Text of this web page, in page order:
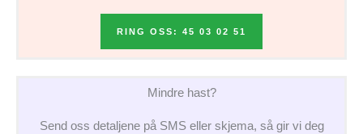
RING OSS: 45 03 02 51
Mindre hast?
Send oss detaljene på SMS eller skjema, så gir vi deg